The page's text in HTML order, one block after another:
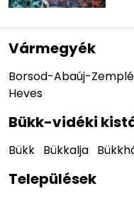
Vármegyék
Borsod-Abaúj-
Heves
Bükk-vidéki
Bükk Bükkalja
Települések